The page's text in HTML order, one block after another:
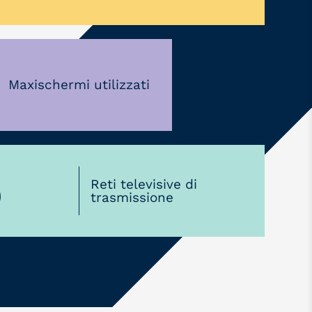
Maxischermi utilizzati
Reti televisive di
trasmissione